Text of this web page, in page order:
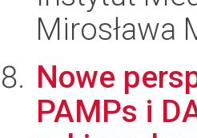
Mirosława
Nowe
PAMPs i